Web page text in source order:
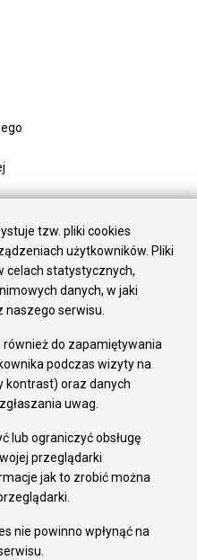
tzw. pliki cookies
użytkowników. Pliki
celach statystycznych,
danych, w jaki
serwisu.
do zapamiętywania
podczas wizyty na
kontrast) oraz danych
uwag.
lub ograniczyć obsługę
przeglądarki
jak to zrobić można
nie powinno wpłynąć na